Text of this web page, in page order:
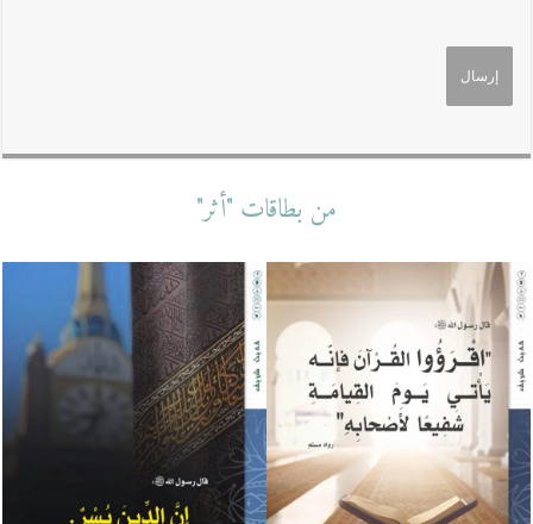
من بطاقات "أثر"